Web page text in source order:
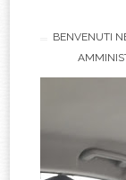
BENVENUTI